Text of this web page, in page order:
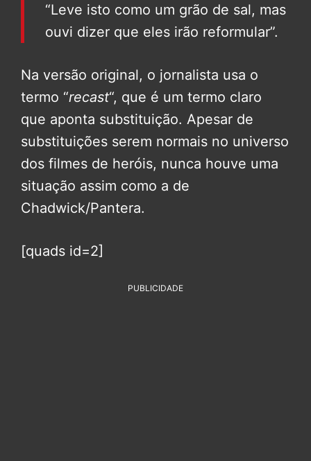
“Leve isto como um grão de sal, mas
ouvi dizer que eles irão reformular”.
Na versão original, o jornalista usa o
termo “recast“, que é um termo claro
que aponta substituição. Apesar de
substituições serem normais no universo
dos filmes de heróis, nunca houve uma
situação assim como a de
Chadwick/Pantera.
[quads id=2]
PUBLICIDADE